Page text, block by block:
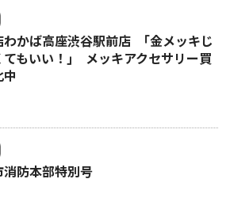
わかば高座渋谷駅前店 ｢金メッキじ
てもいい！｣ メッキアクセサリー買
中
消防本部特別号